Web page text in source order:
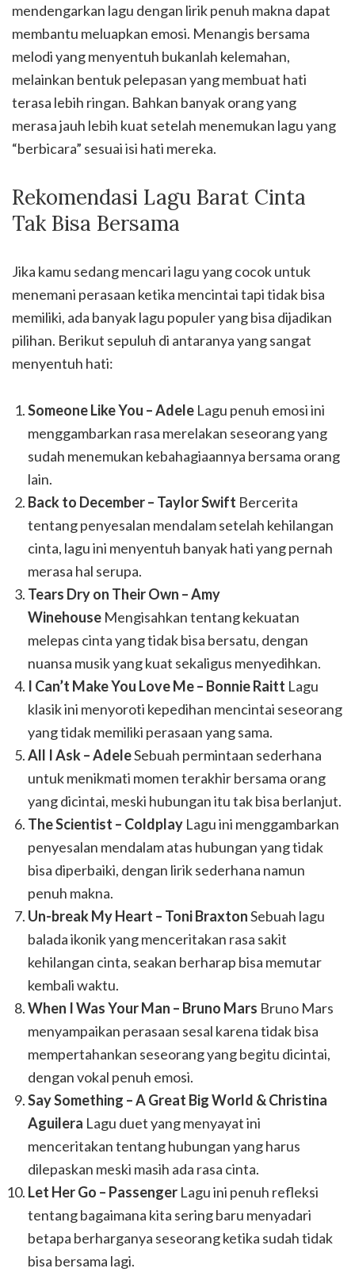
mendengarkan lagu dengan lirik penuh makna dapat
membantu meluapkan emosi. Menangis bersama
melodi yang menyentuh bukanlah kelemahan,
melainkan bentuk pelepasan yang membuat hati
terasa lebih ringan. Bahkan banyak orang yang
merasa jauh lebih kuat setelah menemukan lagu yang
“berbicara” sesuai isi hati mereka.
Rekomendasi Lagu Barat Cinta
Tak Bisa Bersama
Jika kamu sedang mencari lagu yang cocok untuk
menemani perasaan ketika mencintai tapi tidak bisa
memiliki, ada banyak lagu populer yang bisa dijadikan
pilihan. Berikut sepuluh di antaranya yang sangat
menyentuh hati:
Someone Like You – Adele Lagu penuh emosi ini
menggambarkan rasa merelakan seseorang yang
sudah menemukan kebahagiaannya bersama orang
lain.
Back to December – Taylor Swift Bercerita
tentang penyesalan mendalam setelah kehilangan
cinta, lagu ini menyentuh banyak hati yang pernah
merasa hal serupa.
Tears Dry on Their Own – Amy
Winehouse Mengisahkan tentang kekuatan
melepas cinta yang tidak bisa bersatu, dengan
nuansa musik yang kuat sekaligus menyedihkan.
I Can’t Make You Love Me – Bonnie Raitt Lagu
klasik ini menyoroti kepedihan mencintai seseorang
yang tidak memiliki perasaan yang sama.
All I Ask – AdeleSebuah permintaan sederhana
untuk menikmati momen terakhir bersama orang
yang dicintai, meski hubungan itu tak bisa berlanjut.
The Scientist – Coldplay Lagu ini menggambarkan
penyesalan mendalam atas hubungan yang tidak
bisa diperbaiki, dengan lirik sederhana namun
penuh makna.
Un-break My Heart – Toni BraxtonSebuah lagu
balada ikonik yang menceritakan rasa sakit
kehilangan cinta, seakan berharap bisa memutar
kembali waktu.
When I Was Your Man – Bruno Mars Bruno Mars
menyampaikan perasaan sesal karena tidak bisa
mempertahankan seseorang yang begitu dicintai,
dengan vokal penuh emosi.
Say Something – A Great Big World & Christina
Aguilera Lagu duet yang menyayat ini
menceritakan tentang hubungan yang harus
dilepaskan meski masih ada rasa cinta.
Let Her Go – Passenger Lagu ini penuh refleksi
tentang bagaimana kita sering baru menyadari
betapa berharganya seseorang ketika sudah tidak
bisa bersama lagi.